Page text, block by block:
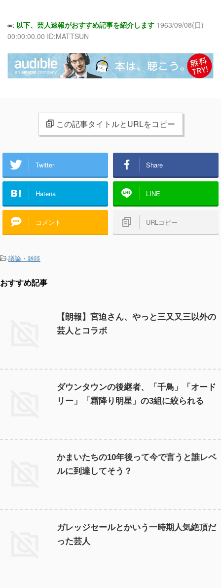
∞: 以下、芸人速報がおすすめ記事を紹介します 1963/09/08(日)
00:00:00.00 ID:MATTSUN
この記事タイトルとURLをコピー
Twitter Share
Hatena LINE
コメント URLコピー
-議論・雑談
おすすめ記事
【朗報】宮迫さん、やっと三又又三以外の
芸人とコラボ
ダウンタウンの後継者、「千鳥」「オード
リー」「霜降り明星」の3組に絞られる
かまいたちの10年後って今で言うと誰レベ
ルに到達してそう？
ガレッジセールとかいう一時期人気絶頂だ
った芸人